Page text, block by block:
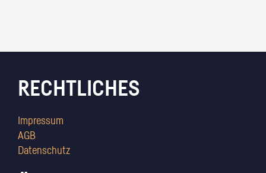
RECHTLICHES
Impressum
AGB
Datenschutz